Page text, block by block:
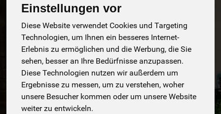
Einstellungen vor
Diese Website verwendet Cookies und Targeting
Technologien, um Ihnen ein besseres Internet-
Erlebnis zu ermöglichen und die Werbung, die Sie
sehen, besser an Ihre Bedürfnisse anzupassen.
Diese Technologien nutzen wir außerdem um
Ergebnisse zu messen, um zu verstehen, woher
unsere Besucher kommen oder um unsere Website
weiter zu entwickeln.